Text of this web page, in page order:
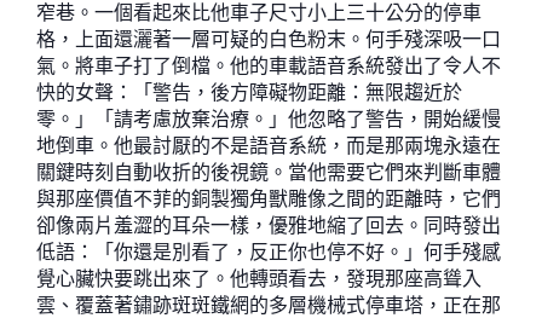
窄巷。一個看起來比他車子尺寸小上三十公分的停車
格，上面還灑著一層可疑的白色粉末。何手殘深吸一口
氣。將車子打了倒檔。他的車載語音系統發出了令人不
快的女聲：「警告，後方障礙物距離：無限趨近於
零。」「請考慮放棄治療。」他忽略了警告，開始緩慢
地倒車。他最討厭的不是語音系統，而是那兩塊永遠在
關鍵時刻自動收折的後視鏡。當他需要它們來判斷車體
與那座價值不菲的銅製獨角獸雕像之間的距離時，它們
卻像兩片羞澀的耳朵一樣，優雅地縮了回去。同時發出
低語：「你還是別看了，反正你也停不好。」何手殘感
覺心臟快要跳出來了。他轉頭看去，發現那座高聳入
雲、覆蓋著鏽跡斑斑鐵網的多層機械式停車塔，正在那